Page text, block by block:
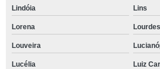
Lindóia Lins
Lorena Lourdes
Louveira
Lucélia Luiz